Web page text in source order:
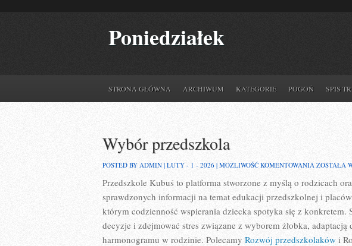
Poniedziałek
STRONA GŁÓWNA ARCHIWUM KATEGORIE POGOŃ SPIS
Wybór przedszkola
POSTED BY ADMIN | LUTY - 1 - 2026 | MOŻLIWOŚĆ KOMENTOWANIA WYBÓR
ZOSTAŁA
Przedszkole Kubuś to platforma stworzone z myślą o rodzicach
sprawdzonych informacji na temat edukacji przedszkolnej i
którym codzienność wspierania dziecka spotyka się z konkretem.
decyzje i zdejmować stres związane z wyborem żłobka, adaptacją
harmonogramu w rodzinie. Polecamy Rozwój przedszkolaków i